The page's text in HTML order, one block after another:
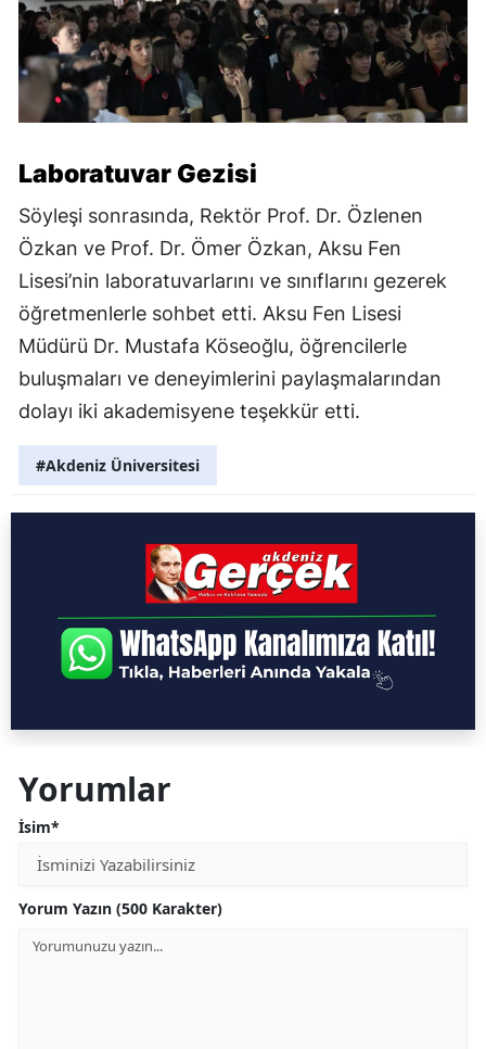
Laboratuvar Gezisi
Söyleşi sonrasında, Rektör Prof. Dr. Özlenen
Özkan ve Prof. Dr. Ömer Özkan, Aksu Fen
Lisesi’nin laboratuvarlarını ve sınıflarını gezerek
öğretmenlerle sohbet etti. Aksu Fen Lisesi
Müdürü Dr. Mustafa Köseoğlu, öğrencilerle
buluşmaları ve deneyimlerini paylaşmalarından
dolayı iki akademisyene teşekkür etti.
#Akdeniz Üniversitesi
Yorumlar
İsim*
Yorum Yazın (500 Karakter)